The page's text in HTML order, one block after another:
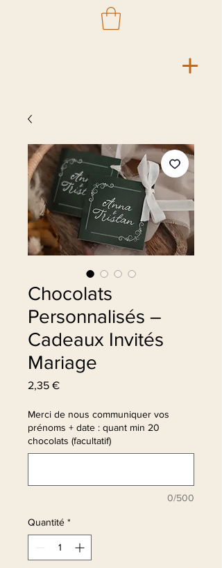
Chocolats
Personnalisés –
Cadeaux Invités
Mariage
2,35 €Prix
Merci de nous communiquer vos
prénoms + date : quant min 20
chocolats (facultatif)
0/500
Quantité *